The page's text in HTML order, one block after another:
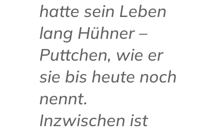
hatte sein Leben
lang Hühner –
Puttchen, wie er
sie bis heute noch
nennt.
Inzwischen ist